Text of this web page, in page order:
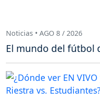
Noticias • AGO 8 / 2026
El mundo del fútbol